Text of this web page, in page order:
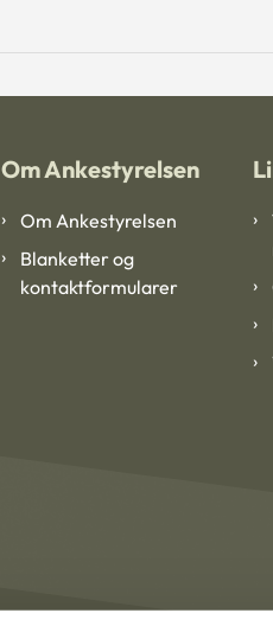
Om Ankestyrelsen
Om Ankestyrelsen
Blanketter og
kontaktformularer